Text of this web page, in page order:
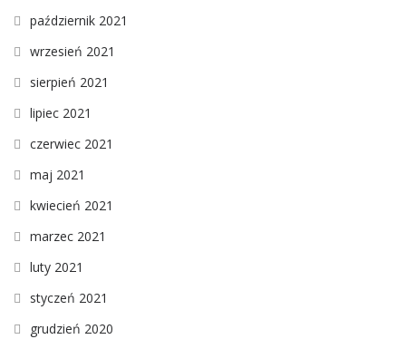
październik 2021
wrzesień 2021
sierpień 2021
lipiec 2021
czerwiec 2021
maj 2021
kwiecień 2021
marzec 2021
luty 2021
styczeń 2021
grudzień 2020